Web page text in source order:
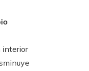
interior